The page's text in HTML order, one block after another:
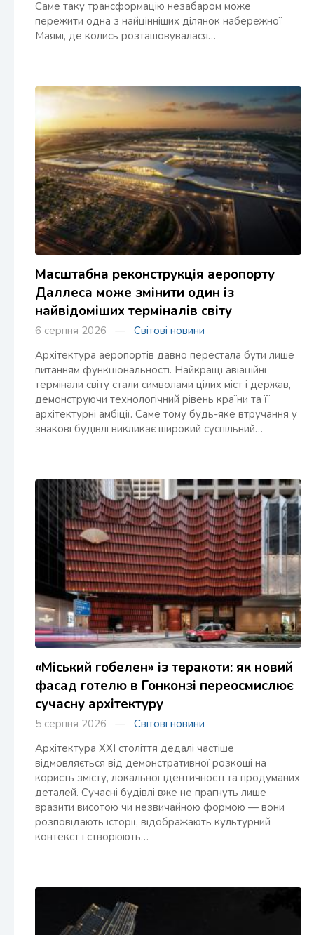
Саме таку трансформацію незабаром може
пережити одна з найцінніших ділянок набережної
Маямі, де колись розташовувалася…
Масштабна реконструкція аеропорту
Даллеса може змінити один із
найвідоміших терміналів світу
6 серпня 2026 — Світові новини
Архітектура аеропортів давно перестала бути лише
питанням функціональності. Найкращі авіаційні
термінали світу стали символами цілих міст і держав,
демонструючи технологічний рівень країни та її
архітектурні амбіції. Саме тому будь-яке втручання у
знакові будівлі викликає широкий суспільний…
«Міський гобелен» із теракоти: як новий
фасад готелю в Гонконзі переосмислює
сучасну архітектуру
5 серпня 2026 — Світові новини
Архітектура XXI століття дедалі частіше
відмовляється від демонстративної розкоші на
користь змісту, локальної ідентичності та продуманих
деталей. Сучасні будівлі вже не прагнуть лише
вразити висотою чи незвичайною формою — вони
розповідають історії, відображають культурний
контекст і створюють…